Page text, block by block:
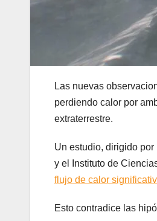
Las nuevas
perdiendo calor por
extraterrestre.
Un estudio, dirigido
y el Instituto de
flujo de calor
Esto contradice las